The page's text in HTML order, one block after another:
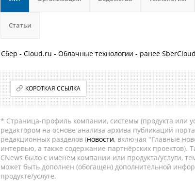
Статьи
Сбер - Cloud.ru - Облачные технологии - ранее
КОРОТКАЯ ССЫЛКА
* Страница-профиль компании, системы (продукта или
редактором на основе анализа архива публикаций
редакционных разделов (новости, включая "Главные
интервью, а также содержание партнёрских проектов).
CNews было с именем компании или продукта/услуги,
может быть дополнен (обогащен) дополнительной
продукте/услуге.